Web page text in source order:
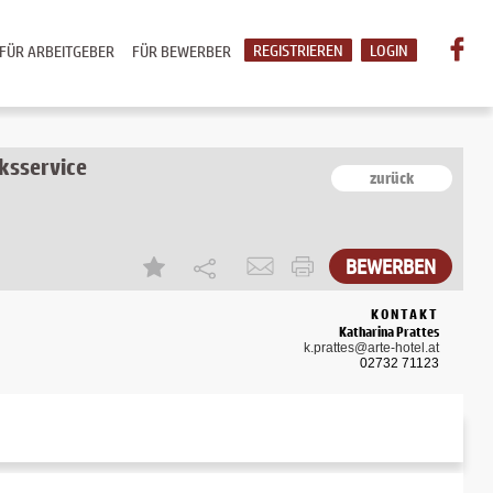
LOGIN
REGISTRIEREN
FÜR BEWERBER
FÜR ARBEITGEBER
zurück
BEWERBEN
KONTAKT
Katharina Prattes
k.prattes@arte-hotel.at
02732 71123